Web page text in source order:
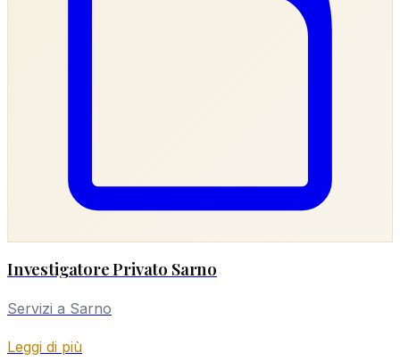
Investigatore Privato Sarno
Servizi a Sarno
Leggi di più